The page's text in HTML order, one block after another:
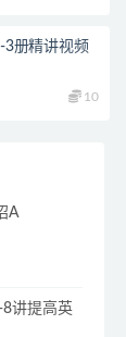
3册精讲视频
10
A
8讲提高英